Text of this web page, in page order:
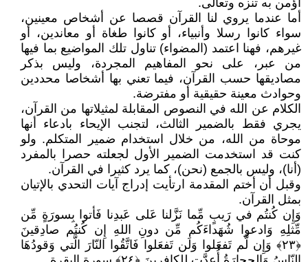
أؤمن به تنزه وتعالى.
أما عندما يروي لنا القرآن قصصا عن أشخاص معينين،
سواء كانوا رسلا وأنبياء، أو كانوا طغاة أو معاندين، أو
غيرهم، فهنا اعتمد (المضواء) تناول تلك المواضيع بما فيها
من عبر، على نحو المفاهيم المجردة، وليس بذكر
مصاديقها حسب القرآن، فيما تعني بها أشخاصا محددين
وحوادث معينة حقيقية أو مفترضة.
الكلام عن الله في النصوص المقابلة لمثيلاتها من القرآن،
يجري فقط بالضمير الثالث، لتجنب الإيحاء بادعاء أنها
موحاة من الله، من خلال استخدام ضمير المتكلم. ولو
كنت قد استخدمت الضمير الأول لجعلته حصرا بالمفرد
(أنا)، وليس بالجمع (نحن)، كما يرد كثيرا في القرآن.
وقبل أن أختم المقدمة ارتأيت إدراج آيات التحدي بالإتيان
بمثل القرآن.
وَإِن كُنتُم في رَيبٍ مِّما نَزَّلنا عَلى عَبدِنا فَأتوا بِسورَةٍ مِّن
مِّثلِهِ وَادعوا شُهَداءَكُم مِّن دونِ اللهِ إِن كُنتُم صادِقينَ
﴿٢٣﴾ وَإِن لَّم تَفعَلوا وَلَن تَفعَلوا فَاتَّقُوا النّارَ الَّتي وَقودُهَا